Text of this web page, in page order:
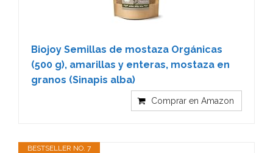
Biojoy Semillas de mostaza Orgánicas
(500 g), amarillas y enteras, mostaza en
granos (Sinapis alba)
Comprar en Amazon
BESTSELLER NO. 7